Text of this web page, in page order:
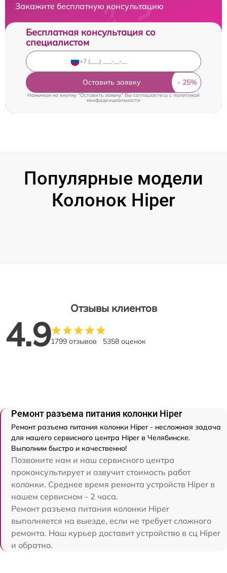
Закажите бесплатную консультацию
Бесплатная консультация со
специалистом
Оставить заявку
Нажимая на кнопку "Оставить заявку" Вы соглашаетесь cполитикой
конфиденциальности
Популярные модели
Колонок Hiper
Отзывы клиентов
4.91799 отзывов 5358 оценок
Ремонт разъема питания колонки Hiper
Ремонт разъема питания колонки Hiper - несложная задача
для нашего сервисного центра Hiper в Челябинске.
Выполним быстро и качественно!
Позвоните нам и наш сервисного центра
проконсультирует и озвучит стоимость работ
колонки. Среднее время ремонта устройств Hiper в
нашем сервисном - 2 часа.
Ремонт разъема питания колонки Hiper
выполняется на выезде, если не требует сложного
ремонта. Наш курьер доставит устройство в сц Hiper
и обратно.